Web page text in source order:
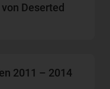
Deserted
2011 – 2014